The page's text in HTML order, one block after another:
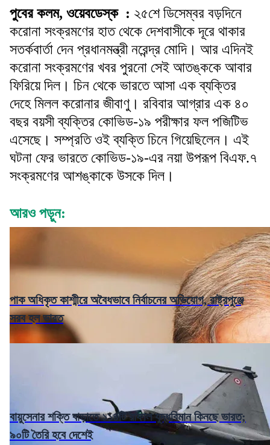
পুবের কলম, ওয়েবডেস্ক : ২৫শে ডিসেম্বর বড়দিনে
করোনা সংক্রমণের হাত থেকে দেশবাসীকে দূরে থাকার
সতর্কবার্তা দেন প্রধানমন্ত্রী নরেন্দ্র মোদি। আর এদিনই
করোনা সংক্রমণের খবর পুরনো সেই আতঙ্ককে আবার
ফিরিয়ে দিল। চিন থেকে ভারতে আসা এক ব্যক্তির
দেহে মিলল করোনার জীবাণু। রবিবার আগ্রার এক ৪০
বছর বয়সী ব্যক্তির কোভিড-১৯ পরীক্ষার ফল পজিটিভ
এসেছে। সম্প্রতি ওই ব্যক্তি চিনে গিয়েছিলেন। এই
ঘটনা ফের ভারতে কোভিড-১৯-এর নয়া উপরূপ বিএফ.৭
সংক্রমণের আশঙ্কাকে উসকে দিল।
আরও পড়ুন:
পাক অধিকৃত কাশ্মীরে অবৈধভাবে নির্বাচনের অভিযোগ, রাষ্ট্রপুঞ্জে
সরব হল ভারত
বায়ুসেনার শক্তি বাড়াতে ১১৪টি রাফাল যুদ্ধবিমান কিনছে ভারত;
৯০টি তৈরি হবে দেশেই